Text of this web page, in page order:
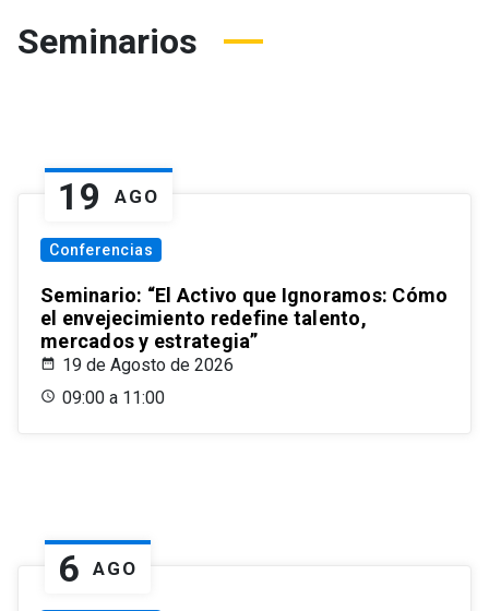
Seminarios
19 AGO
Conferencias
Seminario: “El Activo que Ignoramos: Cómo
el envejecimiento redefine talento,
mercados y estrategia”
19 de Agosto de 2026
09:00 a 11:00
6 AGO